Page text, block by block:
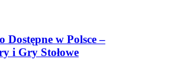
Dostępne w Polsce –
i Gry Stołowe